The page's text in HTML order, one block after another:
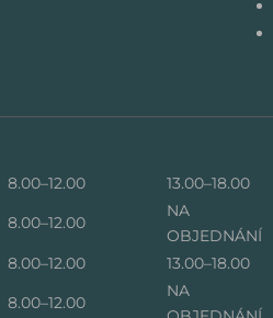
8.00–12.00
13.00–18.00
8.00–12.00
NA
OBJEDNÁNÍ
8.00–12.00
13.00–18.00
8.00–12.00
NA